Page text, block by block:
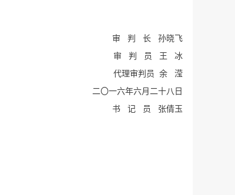
审 判 长 孙晓飞
审 判 员 王 冰
代理审判员 余 滢
二〇一六年六月二十八日
书 记 员 张倩玉